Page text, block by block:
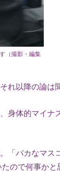
（撮影・編集
れ以降の論は
身体的マイナ
「バカなマス
ので何事か